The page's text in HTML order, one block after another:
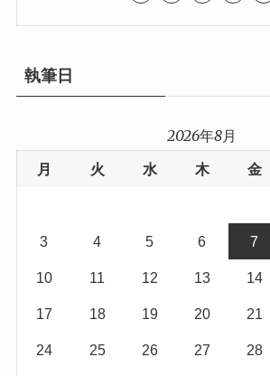
執筆日
2026年8月
月
火 水 木 金
3 4 5 6 7
10 11 12 13 14
17 18 19 20 21
24 25 26 27 28